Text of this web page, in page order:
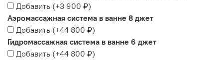
Добавить (+3 900 ₽)
Аэромассажная система в ванне 8 джет
Добавить (+44 800 ₽)
Гидромассажная система в ванне 6 джет
Добавить (+44 800 ₽)